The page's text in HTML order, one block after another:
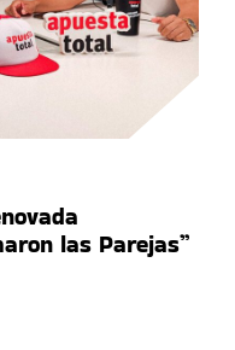
las Parejas”